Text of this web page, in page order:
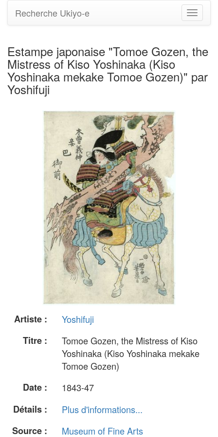
Basculer
la
Recherche Ukiyo-e
Estampe japonaise "Tomoe Gozen, the
Mistress of Kiso Yoshinaka (Kiso
Yoshinaka mekake Tomoe Gozen)" par
Yoshifuji
Artiste :
Yoshifuji
Titre :
Tomoe Gozen, the Mistress of Kiso
Yoshinaka (Kiso Yoshinaka mekake
Tomoe Gozen)
Date :
1843-47
Détails :
Plus d'informations...
Source :
Museum of Fine Arts